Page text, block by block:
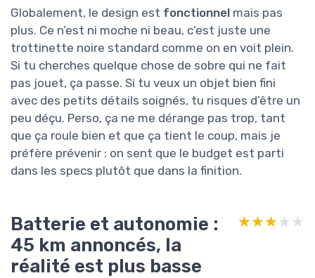
Globalement, le design est fonctionnel mais pas
plus. Ce n’est ni moche ni beau, c’est juste une
trottinette noire standard comme on en voit plein.
Si tu cherches quelque chose de sobre qui ne fait
pas jouet, ça passe. Si tu veux un objet bien fini
avec des petits détails soignés, tu risques d’être un
peu déçu. Perso, ça ne me dérange pas trop, tant
que ça roule bien et que ça tient le coup, mais je
préfère prévenir : on sent que le budget est parti
dans les specs plutôt que dans la finition.
Batterie et autonomie :
45 km annoncés, la
réalité est plus basse
★★★★★
★★★★★